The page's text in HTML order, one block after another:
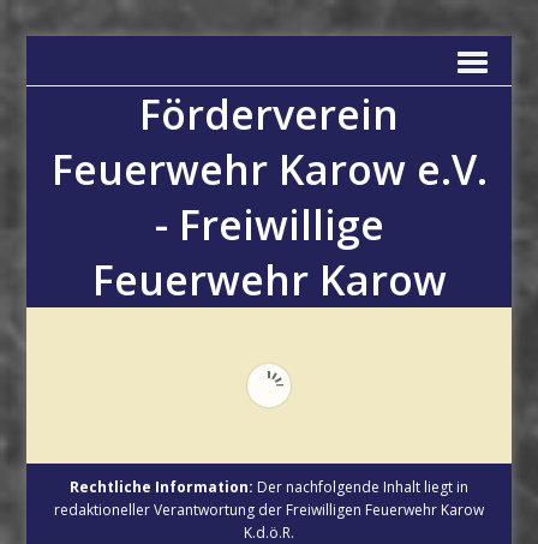
Förderverein
Feuerwehr Karow e.V.
- Freiwillige
Feuerwehr Karow
Rechtliche Information: Der nachfolgende Inhalt liegt in
redaktioneller Verantwortung der Freiwilligen Feuerwehr Karow
K.d.ö.R.